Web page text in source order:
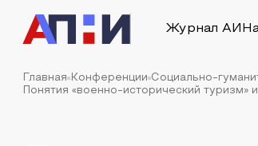
Журнал АИ
Главная Конференции Социально-
Понятия «военно-исторический туризм»